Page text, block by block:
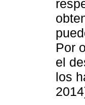
Por
el
los